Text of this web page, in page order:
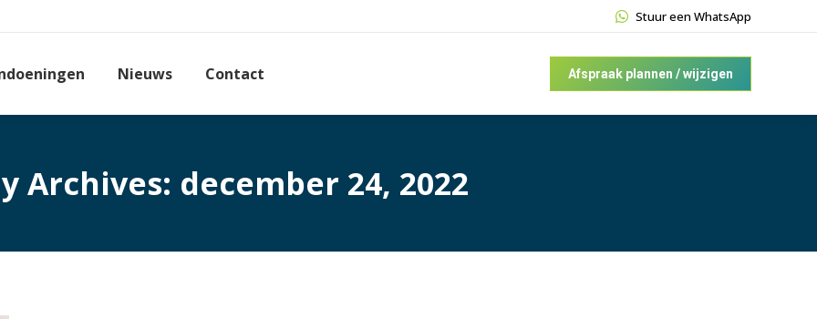
Stuur een WhatsApp
Nieuws Contact Afspraak plannen / wijzigen
Archives: december 24, 2022